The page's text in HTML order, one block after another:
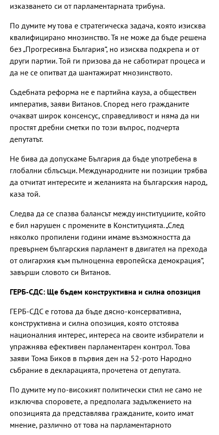
изказването си от парламентарната трибуна.
По думите му това е стратегическа задача, която изисква
квалифицирано мнозинство. Тя не може да бъде решена
без „Прогресивна България“, но изисква подкрепа и от
други партии. Той ги призова да не саботират процеса и
да не се опитват да шантажират мнозинството.
Съдебната реформа не е партийна кауза, а обществен
императив, заяви Витанов. Според него гражданите
очакват широк консенсус, справедливост и няма да ни
простят дребни сметки по този въпрос, подчерта
депутатът.
Не бива да допускаме България да бъде употребена в
глобални сблъсъци. Международните ни позиции трябва
да отчитат интересите и желанията на българския народ,
каза той.
Следва да се спазва балансът между институциите, който
е бил нарушен с промените в Конституцията. „След
няколко пропилени години имаме възможността да
превърнем българския парламент в двигател на прехода
от олигархия към пълноценна европейска демокрация“,
завърши словото си Витанов.
ГЕРБ-СДС: Ще бъдем конструктивна и силна опозиция
ГЕРБ-СДС е готова да бъде дясно-консервативна,
конструктивна и силна опозиция, която отстоява
националния интерес, интереса на своите избиратели и
упражнява ефективен парламентарен контрол. Това
заяви Тома Биков в първия ден на 52-рото Народно
събрание в декларацията, прочетена от депутата.
По думите му по-високият политически стил не само не
изключва споровете, а предполага задължението на
опозицията да представлява гражданите, които имат
мнение, различно от това на парламентарното